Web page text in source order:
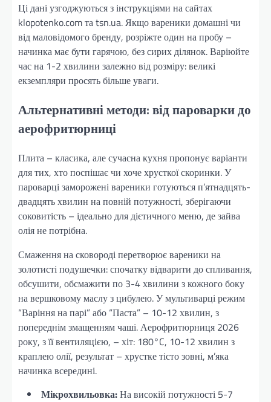
Ці дані узгоджуються з інструкціями на сайтах
klopotenko.com та tsn.ua. Якщо вареники домашні чи
від маловідомого бренду, розріжте один на пробу –
начинка має бути гарячою, без сирих ділянок. Варіюйте
час на 1-2 хвилини залежно від розміру: великі
екземпляри просять більше уваги.
Альтернативні методи: від пароварки до
аерофритюрниці
Плита – класика, але сучасна кухня пропонує варіанти
для тих, хто поспішає чи хоче хрусткої скоринки. У
пароварці заморожені вареники готуються п’ятнадцять-
двадцять хвилин на повній потужності, зберігаючи
соковитість – ідеально для дієтичного меню, де зайва
олія не потрібна.
Смаження на сковороді перетворює вареники на
золотисті подушечки: спочатку відварити до спливання,
обсушити, обсмажити по 3-4 хвилини з кожного боку
на вершковому маслу з цибулею. У мультиварці режим
“Варіння на парі” або “Паста” – 10-12 хвилин, з
попереднім змащенням чаші. Аерофритюрниця 2026
року, з її вентиляцією, – хіт: 180°C, 10-12 хвилин з
краплею олії, результат – хрустке тісто зовні, м’яка
начинка всередині.
Мікрохвильовка:На високій потужності 5-7